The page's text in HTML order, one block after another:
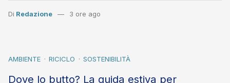
Di Redazione 3 ore ago
AMBIENTE RICICLO SOSTENIBILITÀ
Dove lo butto? La guida estiva per